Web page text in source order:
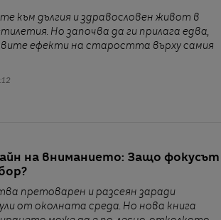
към дългия и здравословен живот в
Но започва да ги прилага едва,
ефекти на старостта върху самия
на вниманието: Защо фокусът
претоварен и разсеян заради
от околната среда. Но нова книга